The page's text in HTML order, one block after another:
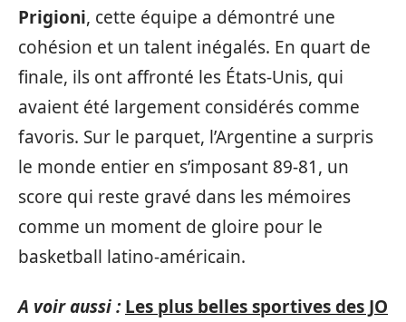
Prigioni, cette équipe a démontré une
cohésion et un talent inégalés. En quart de
finale, ils ont affronté les États-Unis, qui
avaient été largement considérés comme
favoris. Sur le parquet, l’Argentine a surpris
le monde entier en s’imposant 89-81, un
score qui reste gravé dans les mémoires
comme un moment de gloire pour le
basketball latino-américain.
A voir aussi : Les plus belles sportives des JO